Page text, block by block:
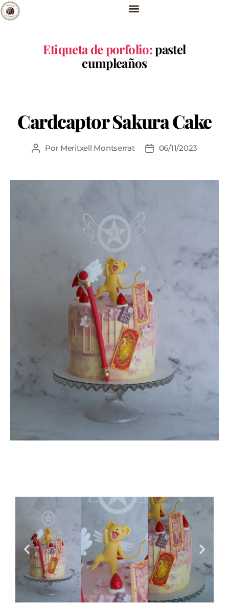
Etiqueta de porfolio:pastel
cumpleaños
Cardcaptor Sakura Cake
Por Meritxell Montserrat 06/11/2023